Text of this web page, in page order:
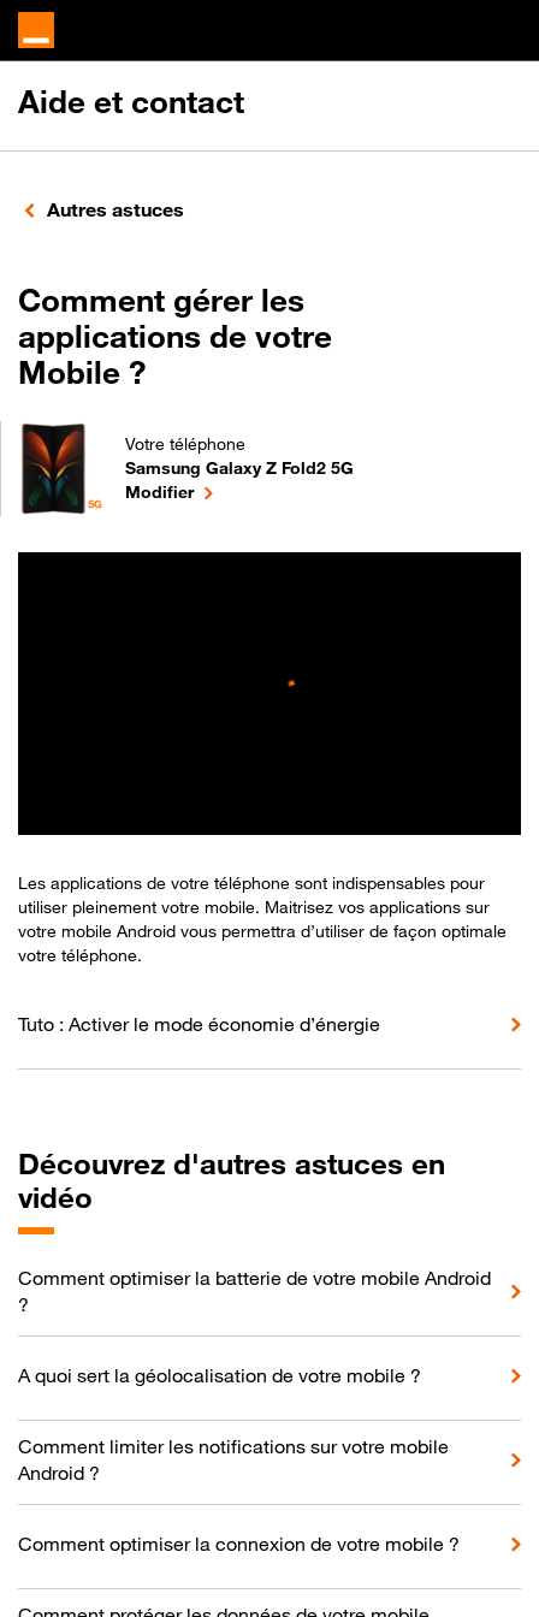
Aide et contact
Autres astuces
Comment gérer les
applications de votre
Mobile ?
Votre téléphone
Samsung Galaxy Z Fold2 5G
Comment gérer les applications de votre Mobile ?
Modifierle téléphone sélectionné
Les applications de votre téléphone sont indispensables pour
utiliser pleinement votre mobile. Maitrisez vos applications sur
votre mobile Android vous permettra d’utiliser de façon optimale
votre téléphone.
Tuto : Activer le mode économie d’énergie
Découvrez d'autres astuces en
vidéo
Comment optimiser la batterie de votre mobile Android
?
A quoi sert la géolocalisation de votre mobile ?
Comment limiter les notifications sur votre mobile
Android ?
Comment optimiser la connexion de votre mobile ?